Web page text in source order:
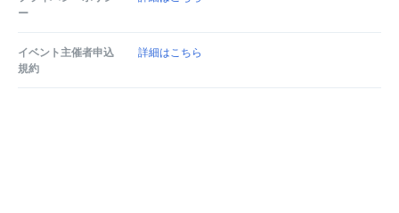
ー
イベント主催者申込
規約
詳細はこちら